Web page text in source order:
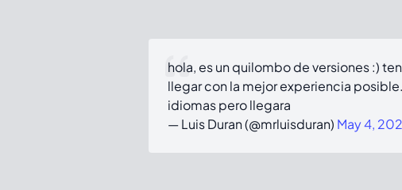
hola, es un quilombo de versiones :)
llegar con la mejor experiencia
idiomas pero llegara
— Luis Duran (@mrluisduran) May 4,